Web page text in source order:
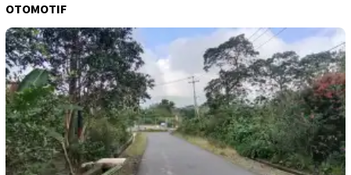
OTOMOTIF